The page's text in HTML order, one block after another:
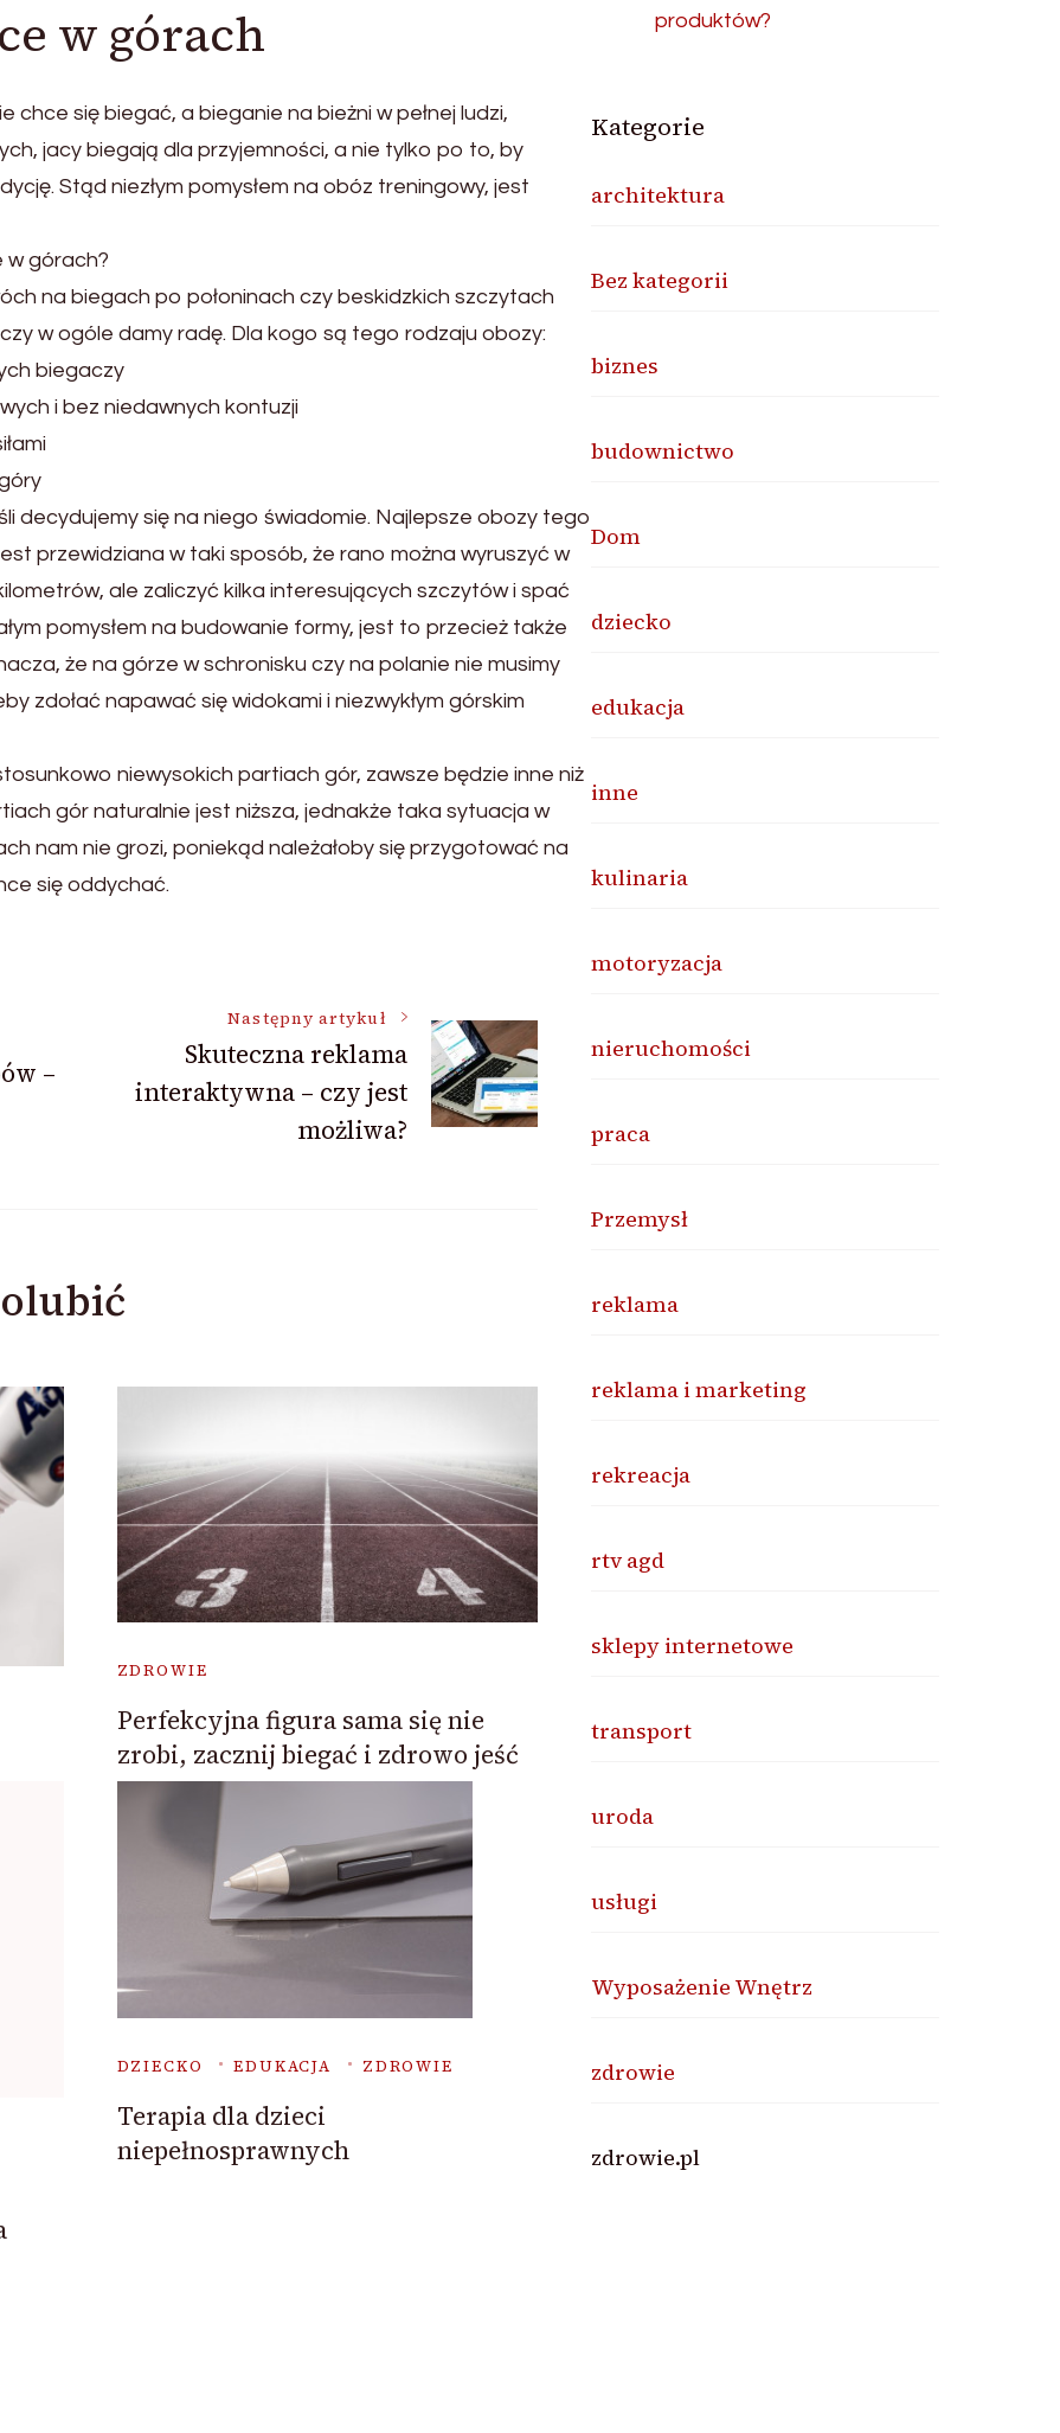
w górach
chce się biegać, a bieganie na bieżni w pełnej ludzi,
jacy biegają dla przyjemności, a nie tylko po to, by
Stąd niezłym pomysłem na obóz treningowy, jest
w górach?
na biegach po połoninach czy beskidzkich szczytach
w ogóle damy radę. Dla kogo są tego rodzaju obozy:
biegaczy
i bez niedawnych kontuzji
decydujemy się na niego świadomie. Najlepsze obozy tego
przewidziana w taki sposób, że rano można wyruszyć w
ale zaliczyć kilka interesujących szczytów i spać
pomysłem na budowanie formy, jest to przecież także
że na górze w schronisku czy na polanie nie musimy
zdołać napawać się widokami i niezwykłym górskim
niewysokich partiach gór, zawsze będzie inne niż
gór naturalnie jest niższa, jednakże taka sytuacja w
nam nie grozi, poniekąd należałoby się przygotować na
się oddychać.
–
Następny artykuł
Skuteczna reklama
interaktywna – czy jest
możliwa?
ZDROWIE
Perfekcyjna figura sama się nie
zrobi, zacznij biegać i zdrowo jeść
DZIECKO EDUKACJA ZDROWIE
Terapia dla dzieci
niepełnosprawnych
produktów?
Kategorie
architektura
Bez kategorii
biznes
budownictwo
Dom
dziecko
edukacja
inne
kulinaria
motoryzacja
nieruchomości
praca
Przemysł
reklama
reklama i marketing
rekreacja
rtv agd
sklepy internetowe
transport
uroda
usługi
Wyposażenie Wnętrz
zdrowie
zdrowie.pl